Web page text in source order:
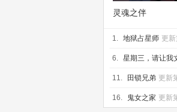
灵魂之伴
1. 地狱占星师 更
6. 星期三，请让我
新第08集
11. 田锁兄弟 更新
16. 鬼女之家 更新